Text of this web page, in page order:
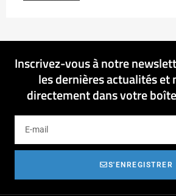
Inscrivez-vous à notre
les dernières actualités et
directement dans votre
S'ENREGISTRER